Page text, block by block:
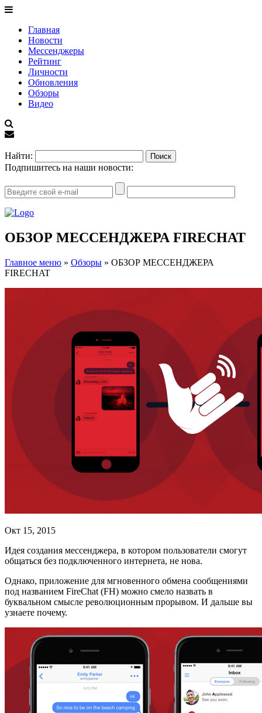
Главная
Новости
Мессенджеры
Рейтинг
Личности
Обновления
Обзоры
Видео
Найти:
Подпишитесь на наши новости:
ОБЗОР МЕССЕНДЖЕРА FIRECHAT
Главное меню » Обзоры » ОБЗОР МЕССЕНДЖЕРА
FIRECHAT
Окт 15, 2015
Идея создания мессенджера, в котором пользователи смогут
общаться без подключенного интернета, не нова.
Однако, приложение для мгновенного обмена сообщениями
под названием FireChat (FH) можно смело назвать в
буквальном смысле революционным прорывом. И дальше вы
узнаете почему.